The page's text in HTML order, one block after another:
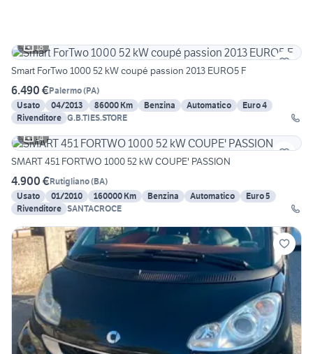
18
Smart ForTwo 1000 52 kW coupé passion 2013 EURO5 F
6.490 €Palermo(PA)
Usato
04/2013 86000 Km Benzina Automatico
Euro 4
Rivenditore G.B.TIES.STORE
14
SMART 451 FORTWO 1000 52 kW COUPE' PASSION
4.900 €Rutigliano(BA)
Usato
01/2010 160000 Km Benzina Automatico
Euro 5
Rivenditore SANTACROCE